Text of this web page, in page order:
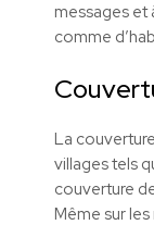
messages et
comme
La
villages tels
couverture
Même sur